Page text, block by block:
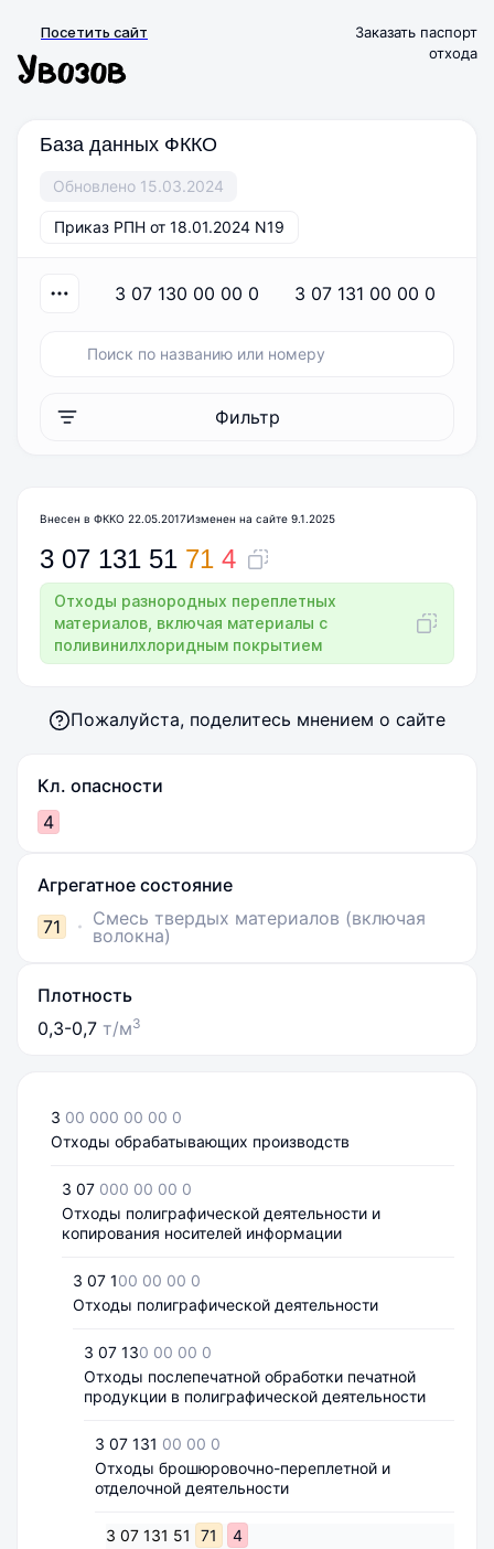
Посетить сайт
Заказать паспорт
отхода
База данных ФККО
Обновлено 15.03.2024
Приказ РПН от 18.01.2024 N19
3 07 130 00 00 0 3 07 131 00 00 0
Фильтр
3 07 131 51 71 4
Внесен в ФККО 22.05.2017Изменен на сайте 9.1.2025
Отходы разнородных переплетных
материалов, включая материалы с
поливинилхлоридным покрытием
Пожалуйста, поделитесь мнением о сайте
Кл. опасности
4
Агрегатное состояние
71
Смесь твердых материалов (включая
волокна)
Плотность
0,3-0,7 т/м3
3 00 000 00 00 0
Отходы обрабатывающих производств
3 07 000 00 00 0
Отходы полиграфической деятельности и
копирования носителей информации
3 07 100 00 00 0
Отходы полиграфической деятельности
3 07 130 00 00 0
Отходы послепечатной обработки печатной
продукции в полиграфической деятельности
3 07 131 00 00 0
Отходы брошюровочно-переплетной и
отделочной деятельности
3 07 131 51 71
4